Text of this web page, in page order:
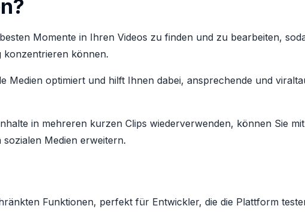
Momente in Ihren Videos zu finden und zu bearbeiten,
konzentrieren können.
Medien optimiert und hilft Ihnen dabei, ansprechende und
in mehreren kurzen Clips wiederverwenden, können Sie
Medien erweitern.
Funktionen, perfekt für Entwickler, die die Plattform